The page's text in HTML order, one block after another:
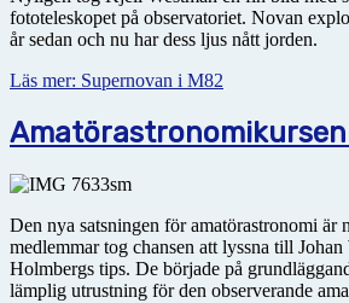
fototeleskopet på observatoriet. Novan
år sedan och nu har dess ljus nått jorden.
Läs mer: Supernovan i M82
Den nya satsningen för amatörastronomi är
medlemmar tog chansen att lyssna till
Holmbergs tips. De började på
lämplig utrustning för den observerande